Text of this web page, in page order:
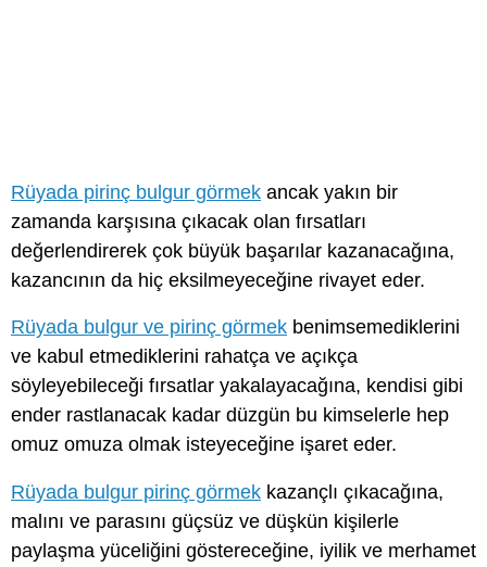
Rüyada pirinç bulgur görmek ancak yakın bir
zamanda karşısına çıkacak olan fırsatları
değerlendirerek çok büyük başarılar kazanacağına,
kazancının da hiç eksilmeyeceğine rivayet eder.
Rüyada bulgur ve pirinç görmek benimsemediklerini
ve kabul etmediklerini rahatça ve açıkça
söyleyebileceği fırsatlar yakalayacağına, kendisi gibi
ender rastlanacak kadar düzgün bu kimselerle hep
omuz omuza olmak isteyeceğine işaret eder.
Rüyada bulgur pirinç görmek kazançlı çıkacağına,
malını ve parasını güçsüz ve düşkün kişilerle
paylaşma yüceliğini göstereceğine, iyilik ve merhamet